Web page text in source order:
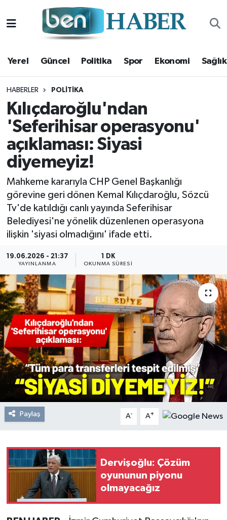
Yerel Güncel Politika Spor Ekonomi Sağlık
HABERLER POLITIKA
Kılıçdaroğlu'ndan
'Seferihisar operasyonu'
açıklaması: Siyasi
diyemeyiz!
Mahkeme kararıyla CHP Genel Başkanlığı
görevine geri dönen Kemal Kılıçdaroğlu, Sözcü
Tv'de katıldığı canlı yayında Seferihisar
Belediyesi'ne yönelik düzenlenen operasyona
ilişkin 'siyasi olmadığını' ifade etti.
19.06.2026 - 21:37
YAYINLANMA
1 DK
OKUNMA SÜRESI
Paylaş A- A+
Dervişoğlu: Çözüm
oyununun piyonu
olmayacağız
Yerel
Güncel
Politika
Spor
Ekonomi
Sağlık
Magazin
Kültür Sanat
Hava Durumu
Trafik Durumu
Süper Lig Puan Durumu ve Fikstür
Tüm Manşetler
Son Dakika Haberleri
Haber Arşivi